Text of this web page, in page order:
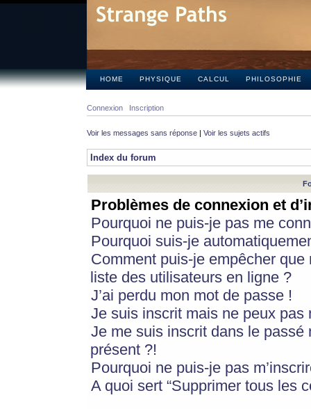
HOME PHYSIQUE CALCUL PHILOSOPHIE
Connexion Inscription
Voir les messages sans réponse | Voir les sujets actifs
Index du forum
Problèmes de connexion et
Pourquoi ne puis-je pas me
Pourquoi suis-je
Comment puis-je empêcher
liste des utilisateurs en ligne ?
J’ai perdu mon mot de passe !
Je suis inscrit mais ne peux pas
Je me suis inscrit dans le
présent ?!
Pourquoi ne puis-je pas
A quoi sert “Supprimer tous les